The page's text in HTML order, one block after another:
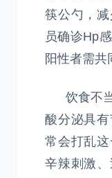
筷公勺，
员确诊Hp
阳性者需共
饮食不当
酸分泌具
常会打乱这
辛辣刺激